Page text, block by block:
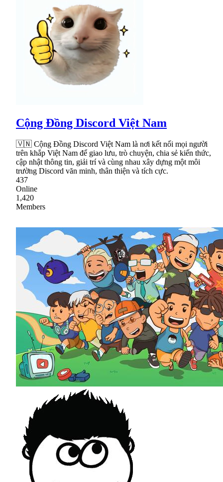
Cộng Đồng Discord Việt Nam
🇻🇳 Cộng Đồng Discord Việt Nam là nơi kết nối mọi người
trên khắp Việt Nam để giao lưu, trò chuyện, chia sẻ kiến thức,
cập nhật thông tin, giải trí và cùng nhau xây dựng một môi
trường Discord văn minh, thân thiện và tích cực.
437
Online
1,420
Members